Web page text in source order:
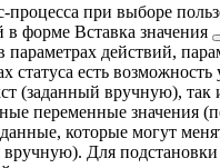
процесса при выборе
в форме Вставка значения
параметрах действий,
статуса есть возможность
(заданный вручную), так
переменные значения
которые могут
вручную). Для